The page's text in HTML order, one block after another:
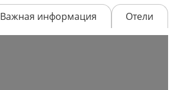
Важная информация Отели